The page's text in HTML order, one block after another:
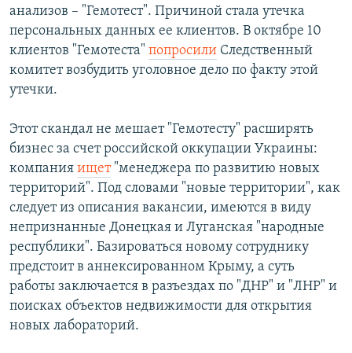
анализов – "Гемотест". Причиной стала утечка
персональных данных ее клиентов. В октябре 10
клиентов "Гемотеста" попросили Следственный
комитет возбудить уголовное дело по факту этой
утечки.
Этот скандал не мешает "Гемотесту" расширять
бизнес за счет российской оккупации Украины:
компания ищет"менеджера по развитию новых
территорий". Под словами "новые территории", как
следует из описания вакансии, имеются в виду
непризнанные Донецкая и Луганская "народные
республики". Базироваться новому сотруднику
предстоит в аннексированном Крыму, а суть
работы заключается в разъездах по "ДНР" и "ЛНР" и
поисках объектов недвижимости для открытия
новых лабораторий.